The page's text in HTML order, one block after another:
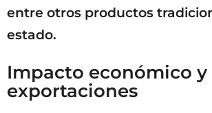
entre otros productos
estado.
Impacto económico y
exportaciones